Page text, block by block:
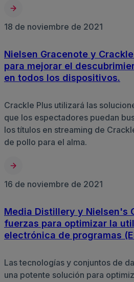
18 de noviembre de 2021
Nielsen Gracenote y
para mejorar el
en todos los dispositivos.
Crackle Plus utilizará las
que los espectadores puedan
los títulos en streaming de
de pollo para el alma.
16 de noviembre de 2021
Media Distillery y Nielsen's
fuerzas para optimizar la
electrónica de programas
Las tecnologías y conjuntos de
una potente solución para